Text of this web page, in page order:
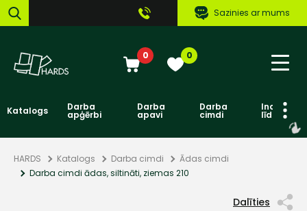
Sazinies ar mums
0 0
Katalogs Darba
apģērbi
Darba
apavi
Darba
cimdi līdzekļi
HARDS Katalogs Darba cimdi
Ādas cimdi
Darba cimdi ādas, siltināti, ziemas 210
Dalīties